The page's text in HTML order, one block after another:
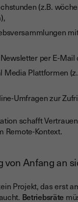
(z.B.
per E-Mail
Media Plattformen
Umfragen zur
schafft
Remote-Kontext.
von Anfang an
Projekt, das erst
Betriebsräte